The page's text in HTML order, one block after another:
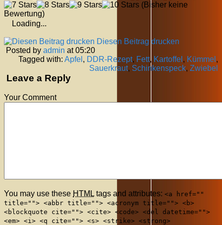
(Bisher keine
Bewertung)
Loading...
Diesen Beitrag drucken
Posted by admin at 05:20
Tagged with: Apfel , DDR-Rezept, Fett, Kartoffel , Kümmel ,
Sauerkraut, Schinkenspeck, Zwiebel
Leave a Reply
Your Comment
You may use these HTML tags and attributes: <a href=""
title=""> <abbr title=""> <acronym title=""> <b>
<blockquote cite=""> <cite> <code> <del datetime="">
<em> <i> <q cite=""> <s> <strike> <strong>